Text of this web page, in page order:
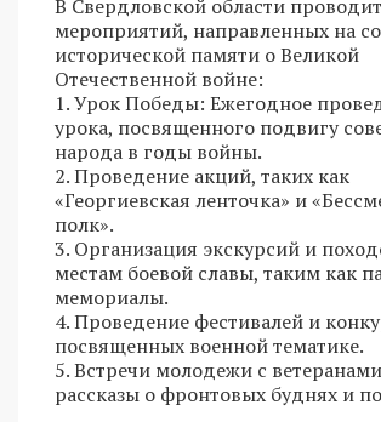
В Свердловской области
мероприятий, направленных на
исторической памяти о Великой
Отечественной войне:
1. Урок Победы: Ежегодное
урока, посвященного подвигу
народа в годы войны.
2. Проведение акций, таких как
«Георгиевская ленточка» и
полк».
3. Организация экскурсий и
местам боевой славы, таким как
мемориалы.
4. Проведение фестивалей и
посвященных военной тематике.
5. Встречи молодежи с
рассказы о фронтовых буднях и